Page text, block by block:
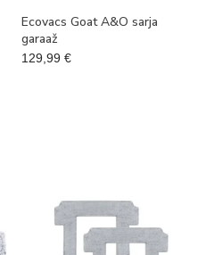
Ecovacs Goat A&O sarja
garaaž
129,99 €